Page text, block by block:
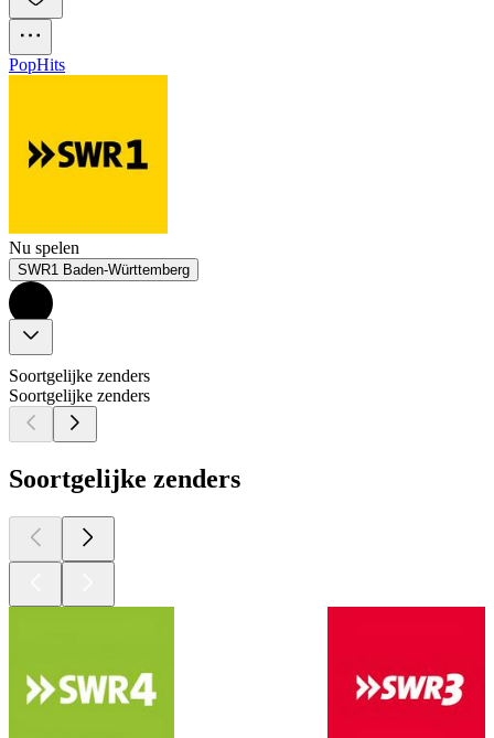
PopHits
Nu spelen
SWR1 Baden-Württemberg
Soortgelijke zenders
Soortgelijke zenders
Soortgelijke zenders